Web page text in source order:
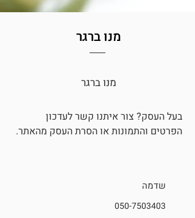
מנו ברגר
מנו ברגר
בעל העסק? צור איתנו קשרלעדכון
הפרטים והתמונות או הסרת העסק מהאתר.
שדמה
050-7503403